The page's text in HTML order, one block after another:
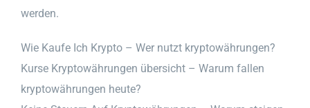
werden.
Wie Kaufe Ich Krypto – Wer nutzt kryptowährungen?
Kurse Kryptowährungen übersicht – Warum fallen
kryptowährungen heute?